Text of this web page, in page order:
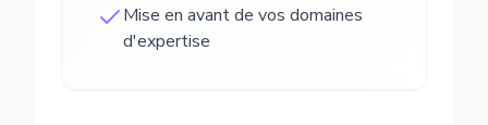
Mise en avant de vos domaines
d'expertise